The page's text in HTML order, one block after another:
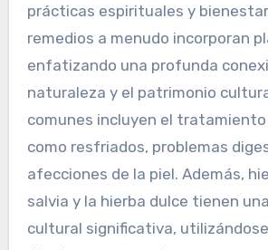
prácticas espirituales y
remedios a menudo incorporan
enfatizando una profunda
naturaleza y el patrimonio
comunes incluyen el
como resfriados, problemas
afecciones de la piel. Además,
salvia y la hierba dulce tienen
cultural significativa,